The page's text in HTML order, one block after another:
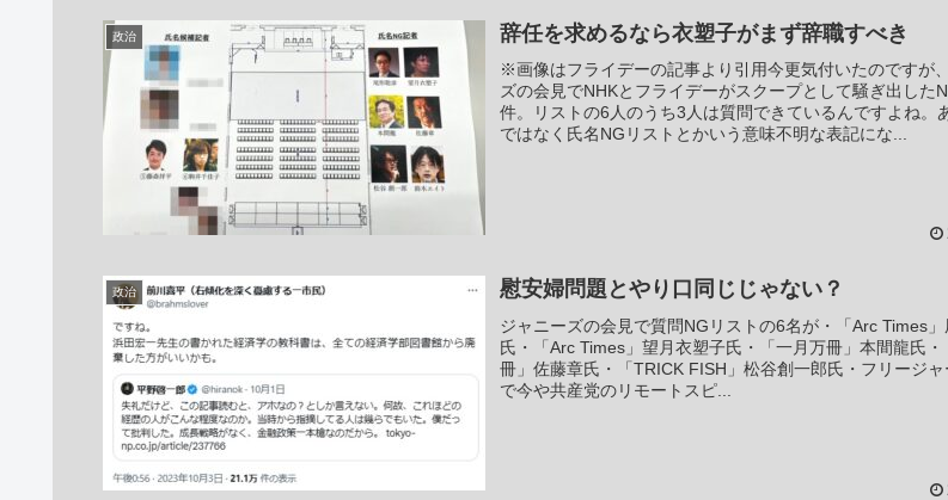
政治 辞任を求めるなら衣塑子がまず辞職すべき
※画像はフライデーの記事より引用今更気付いたのですが
ズの会見でNHKとフライデーがスクープとして騒ぎ出した
件。リストの6人のうち3人は質問できているんですよね。
ではなく氏名NGリストとかいう意味不明な表記にな...
政治 慰安婦問題とやり口同じじゃない？
ジャニーズの会見で質問NGリストの6名が・「Arc Times
氏・「Arc Times」望月衣塑子氏・「一月万冊」本間龍氏・
冊」佐藤章氏・「TRICK FISH」松谷創一郎氏・フリージャ
で今や共産党のリモートスピ...